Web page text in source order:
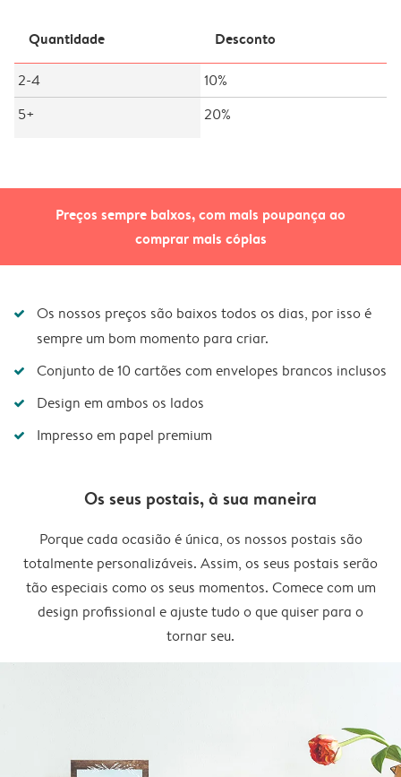
Preços sempre baixos, com mais poupança ao
comprar mais cópias
Quantidade Desconto
2-4
10%
5+
20%
Os nossos preços são baixos todos os dias, por isso é
sempre um bom momento para criar.
Conjunto de 10 cartões com envelopes brancos inclusos
Design em ambos os lados
Impresso em papel premium
Os seus postais, à sua maneira
Porque cada ocasião é única, os nossos postais são
totalmente personalizáveis. Assim, os seus postais serão
tão especiais como os seus momentos. Comece com um
design profissional e ajuste tudo o que quiser para o
tornar seu.